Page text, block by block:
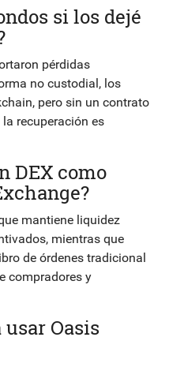
si los dejé
pérdidas
no custodial, los
pero sin un contrato
recuperación es
DEX como
mantiene liquidez
mientras que
de órdenes tradicional
compradores y
usar Oasis